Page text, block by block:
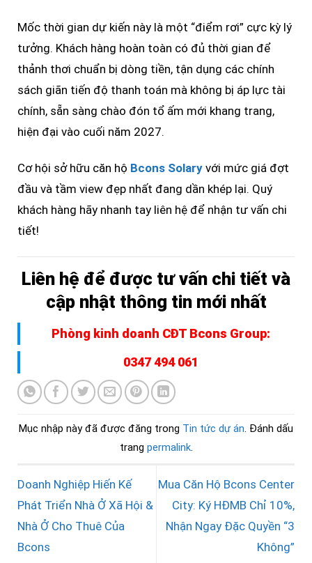
Mốc thời gian dự kiến này là một “điểm rơi” cực kỳ lý
tưởng. Khách hàng hoàn toàn có đủ thời gian để
thảnh thơi chuẩn bị dòng tiền, tận dụng các chính
sách giãn tiến độ thanh toán mà không bị áp lực tài
chính, sẵn sàng chào đón tổ ấm mới khang trang,
hiện đại vào cuối năm 2027.
Cơ hội sở hữu căn hộ Bcons Solary với mức giá đợt
đầu và tầm view đẹp nhất đang dần khép lại. Quý
khách hàng hãy nhanh tay liên hệ để nhận tư vấn chi
tiết!
Liên hệ để được tư vấn chi tiết và
cập nhật thông tin mới nhất
Phòng kinh doanh CĐT Bcons Group:
0347 494 061
Mục nhập này đã được đăng trong Tin tức dự án. Đánh dấu
trang permalink.
Doanh Nghiệp Hiến Kế
Phát Triển Nhà Ở Xã Hội &
Nhà Ở Cho Thuê Của
Bcons
Mua Căn Hộ Bcons Center
City: Ký HĐMB Chỉ 10%,
Nhận Ngay Đặc Quyền “3
Không”